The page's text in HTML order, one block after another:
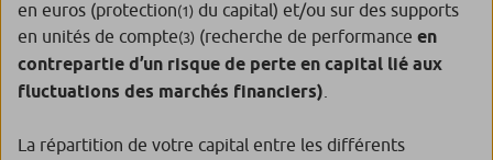
en euros (protection(1) du capital) et/ou sur des supports
en unités de compte(3) (recherche de performance en
contrepartie d’un risque de perte en capital lié aux
fluctuations des marchés financiers)
La répartition de votre capital entre les différents